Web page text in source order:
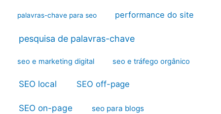
palavras-chave para seo performance do site
pesquisa de palavras-chave
seo e marketing digital seo e tráfego orgânico
SEO local SEO off-page
SEO on-page seo para blogs